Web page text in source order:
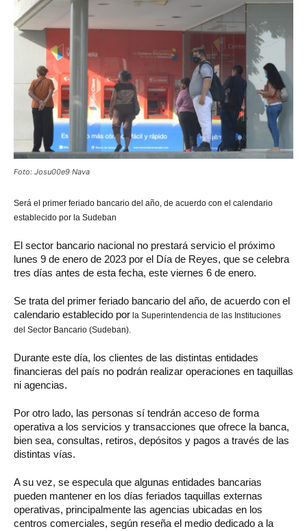
Foto: Josu00e9 Nava
Será el primer feriado bancario del año, de acuerdo con el calendario
establecido por la Sudeban
El sector bancario nacional no prestará servicio el próximo
lunes 9 de enero de 2023 por el Día de Reyes, que se celebra
tres días antes de esta fecha, este viernes 6 de enero.
Se trata del primer feriado bancario del año, de acuerdo con el
calendario establecido por la Superintendencia de las Instituciones
del Sector Bancario (Sudeban).
Durante este día, los clientes de las distintas entidades
financieras del país no podrán realizar operaciones en taquillas
ni agencias.
Por otro lado, las personas sí tendrán acceso de forma
operativa a los servicios y transacciones que ofrece la banca,
bien sea, consultas, retiros, depósitos y pagos a través de las
distintas vías.
A su vez, se especula que algunas entidades bancarias
pueden mantener en los días feriados taquillas externas
operativas, principalmente las agencias ubicadas en los
centros comerciales, según reseña el medio dedicado a la